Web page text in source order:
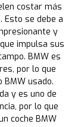
costar más
Esto se debe a
y
impulsa sus
BMW es
por lo que
usado.
y es uno de
por lo que
coche BMW